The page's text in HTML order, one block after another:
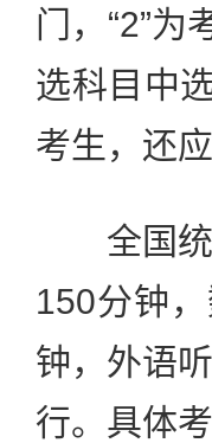
门，“2”
选科目中
考生，还
全国统
150分钟
钟，外语
行。具体